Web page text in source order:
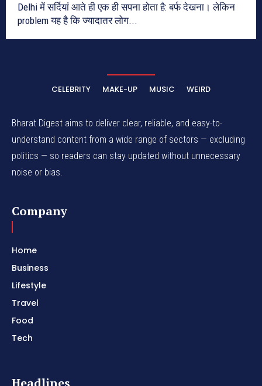
Delhi में सर्दियां आते ही एक ही सपना होता है: बर्फ देखना। लेकिन
problem यह है कि ज्यादातर लोग...
CELEBRITY MAKE-UP MUSIC WEIRD
Bharat Digest aims to deliver clear, reliable, and easy-to-
understand content from a wide range of sectors — excluding
politics — so readers can stay updated without unnecessary
noise or bias.
Company
Home
Business
Lifestyle
Travel
Food
Tech
Headlines